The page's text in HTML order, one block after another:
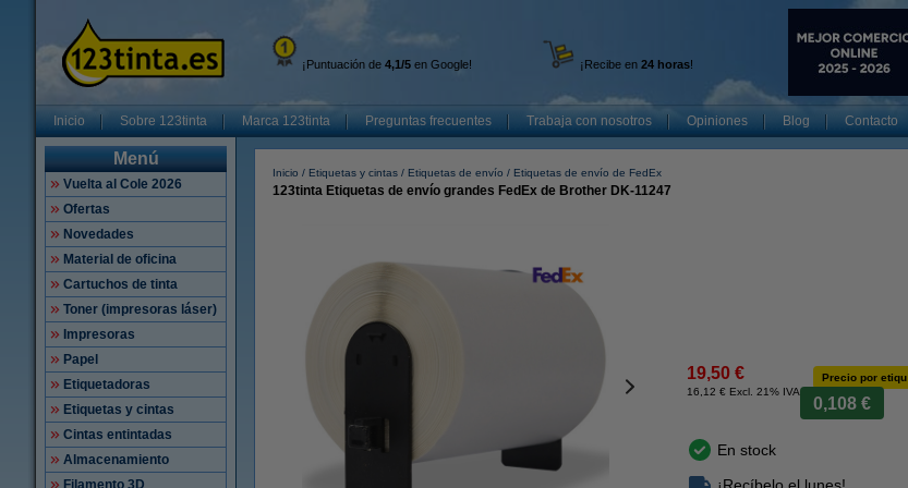
¡Puntuación de 4,1/5 en Google! ¡Recibe en 24 horas!
Inicio Sobre 123tinta Marca 123tinta Preguntas frecuentes Trabaja con nosotros Opiniones Blog Contacto
Menú
Vuelta al Cole 2026
Ofertas
Novedades
Material de oficina
Cartuchos de tinta
Toner (impresoras láser)
Impresoras
Papel
Etiquetadoras
Etiquetas y cintas
Cintas entintadas
Almacenamiento
Filamento 3D
Inicio Etiquetas y cintas Etiquetas de envío Etiquetas de envío de FedEx
123tinta Etiquetas de envío grandes FedEx de Brother DK-11247
19,50 €
16,12 € Excl. 21% IVA
Precio por etiqu
0,108 €
En stock